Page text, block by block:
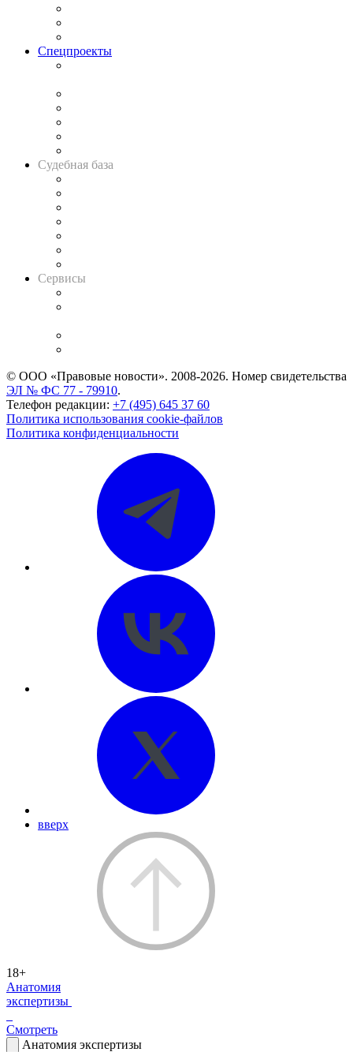
Спецпроекты
Судебная база
Сервисы
© ООО «Правовые новости». 2008-2026. Номер свидетельства
ЭЛ № ФС 77 - 79910.
Телефон редакции: +7 (495) 645 37 60
Политика использования cookie-файлов
Политика конфиденциальности
вверх
18+
Анатомия
экспертизы
Смотреть
Анатомия экспертизы